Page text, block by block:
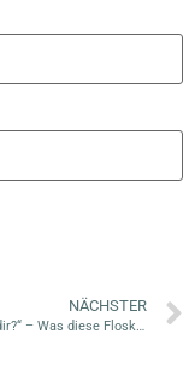
NÄCHSTER
„Wie gehts dir?“ – Was diese Floskel mit Selbstfürsorge zu tun hat